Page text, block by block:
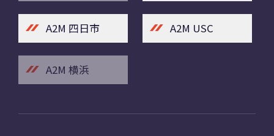
A2M 四日市 A2M USC
A2M 横浜